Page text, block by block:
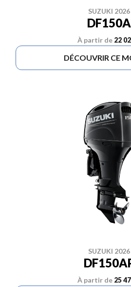
SUZUKI 2026
DF150A
À partir de 22
DÉCOUVRIR CE
SUZUKI 2026
À partir de 25